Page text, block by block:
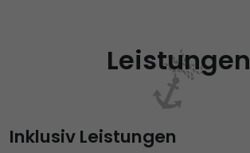
Leistungen
Inklusiv Leistungen